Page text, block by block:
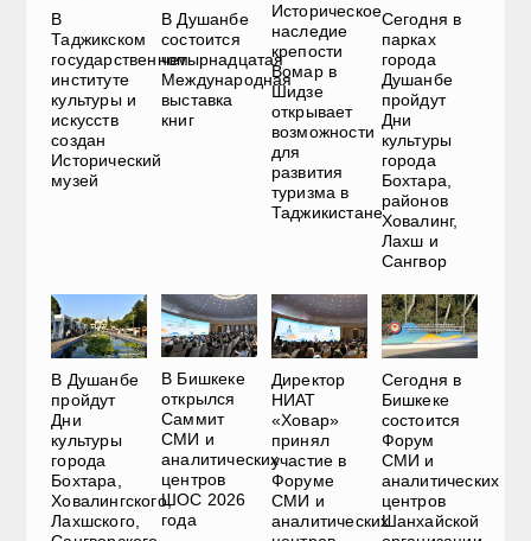
В
Таджикском
государственном
институте
культуры и
искусств
создан
Исторический
музей
В Душанбе
состоится
четырнадцатая
Международная
выставка
книг
Историческое
наследие
крепости
Вомар в
Шидзе
открывает
возможности
для
развития
туризма в
Таджикистане
Сегодня в
парках
города
Душанбе
пройдут
Дни
культуры
города
Бохтара,
районов
Ховалинг,
Лахш и
Сангвор
В Душанбе
пройдут
Дни
культуры
города
Бохтара,
Ховалингского,
Лахшского,
В Бишкеке
открылся
Саммит
СМИ и
аналитических
центров
ШОС 2026
года
Директор
НИАТ
«Ховар»
принял
участие в
Форуме
СМИ и
аналитических
Сегодня в
Бишкеке
состоится
Форум
СМИ и
аналитических
центров
Шанхайской